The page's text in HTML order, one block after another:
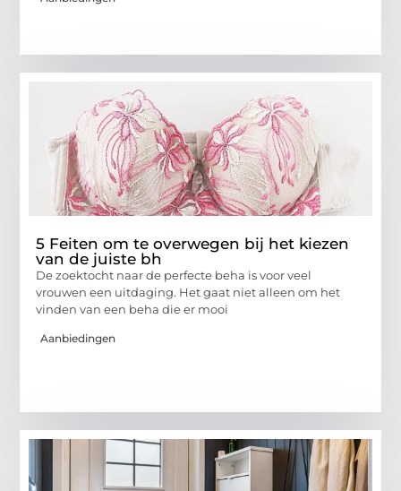
5 Feiten om te overwegen bij het kiezen
van de juiste bh
De zoektocht naar de perfecte beha is voor veel
vrouwen een uitdaging. Het gaat niet alleen om het
vinden van een beha die er mooi
Aanbiedingen